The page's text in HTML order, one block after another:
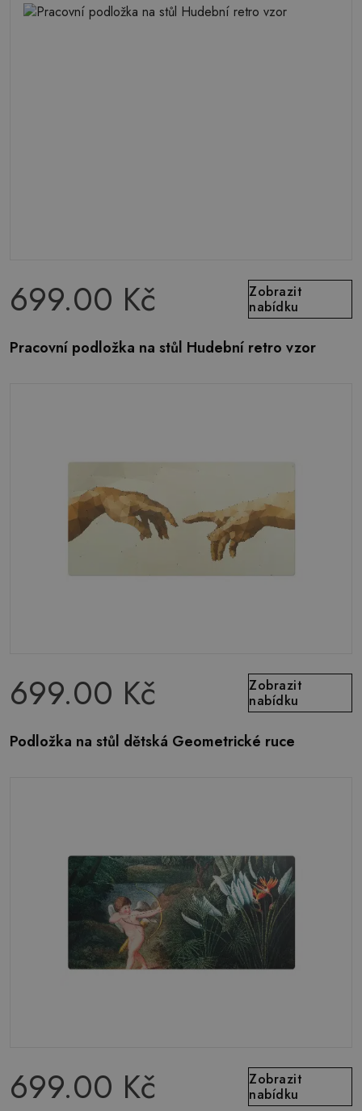
699.00 Kč
Zobrazit
nabídku
Pracovní podložka na stůl Hudební retro vzor
699.00 Kč
Zobrazit
nabídku
Podložka na stůl dětská Geometrické ruce
699.00 Kč
Zobrazit
nabídku